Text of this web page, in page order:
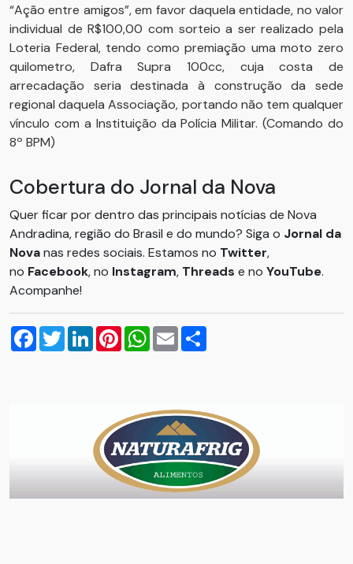
“Ação entre amigos”, em favor daquela entidade, no valor
individual de R$100,00 com sorteio a ser realizado pela
Loteria Federal, tendo como premiação uma moto zero
quilometro, Dafra Supra 100cc, cuja costa de
arrecadação seria destinada à construção da sede
regional daquela Associação, portando não tem qualquer
vínculo com a Instituição da Polícia Militar. (Comando do
8º BPM)
Cobertura do Jornal da Nova
Quer ficar por dentro das principais notícias de Nova
Andradina, região do Brasil e do mundo? Siga o Jornal da
Novanas redes sociais. Estamos no Twitter,
no Facebook, no Instagram, Threads e no YouTube.
Acompanhe!
Facebook
TwitterLinkedInPinterestWhatsApp
Email